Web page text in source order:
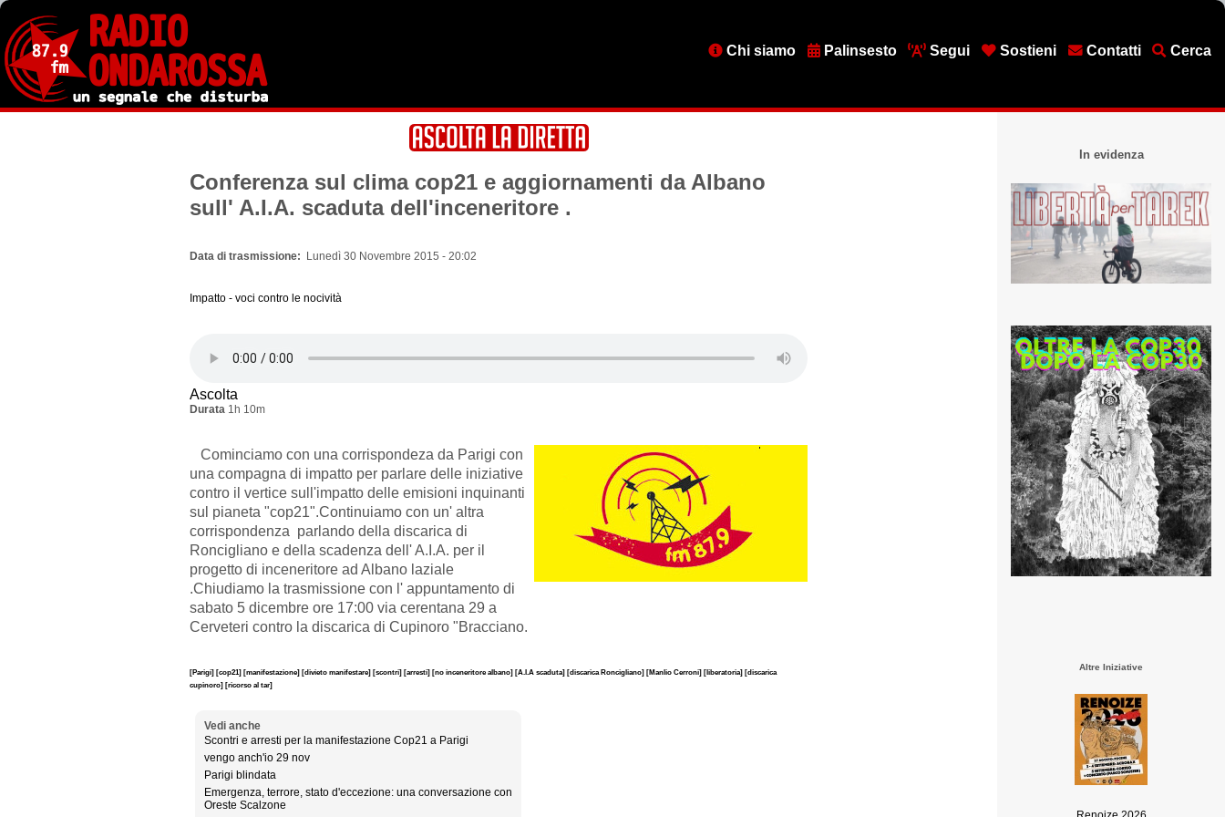
Salta
contenuto
principale
MenuChi siamo Palinsesto Segui Sostieni Contatti Cerca
Conferenza sul clima cop21 e aggiornamenti da Albano
sull' A.I.A. scaduta dell'inceneritore .
Data di trasmissione Lunedì 30 Novembre 2015 - 20:02
Impatto - voci contro le nocività
Ascolta
Durata 1h 10m
Cominciamo con una corrispondeza da Parigi con
una compagna di impatto per parlare delle iniziative
contro il vertice sull'impatto delle emisioni inquinanti
sul pianeta "cop21".Continuiamo con un' altra
corrispondenza parlando della discarica di
Roncigliano e della scadenza dell' A.I.A. per il
progetto di inceneritore ad Albano laziale
.Chiudiamo la trasmissione con l' appuntamento di
sabato 5 dicembre ore 17:00 via cerentana 29 a
Cerveteri contro la discarica di Cupinoro "Bracciano.
[Parigi] [cop21] [manifestazione] [divieto manifestare] [scontri] [arresti] [no inceneritore albano] [A.I.A scaduta] [discarica Roncigliano] [Manlio Cerroni] [liberatoria] [discarica
cupinoro] [ricorso al tar]
Vedi anche
Scontri e arresti per la manifestazione Cop21 a Parigi
vengo anch'io 29 nov
Parigi blindata
Emergenza, terrore, stato d'eccezione: una conversazione con
Oreste Scalzone
In evidenza
Altre Iniziative